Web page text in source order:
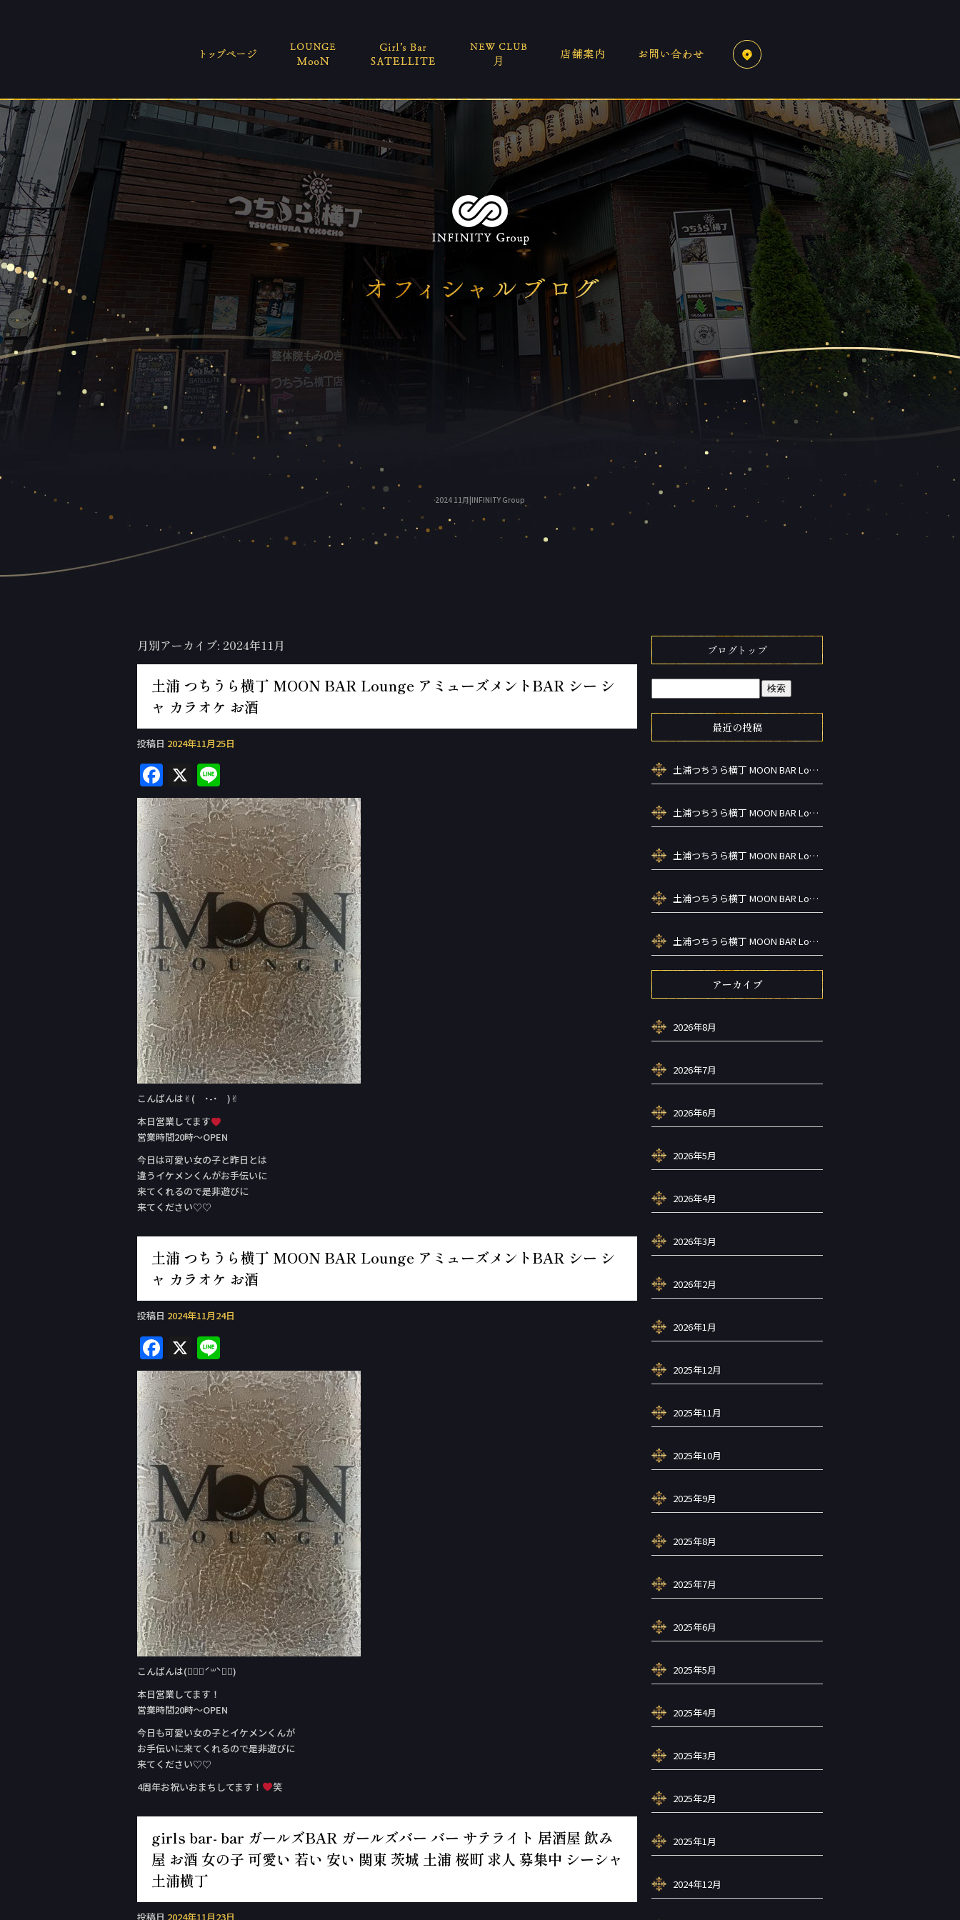
2024 11月|INFINITY Group
月別アーカイブ: 2024年11月
土浦 つちうら横丁 MOON BAR Lounge アミューズメントBAR シー シ
ャ カラオケ お酒
投稿日 2024年11月25日
F
a
c
e
b
o
o
k
X
n
e
こんばんは✌︎( ˙-˙ )✌︎
本日営業してます
営業時間20時〜OPEN
今日は可愛い女の子と昨日とは
違うイケメンくんがお手伝いに
来てくれるので是非遊びに
来てください♡♡
土浦 つちうら横丁 MOON BAR Lounge アミューズメントBAR シー シ
ャ カラオケ お酒
投稿日 2024年11月24日
F
a
c
e
b
o
o
k
X
n
e
こんばんは(๑⃙⃘ˊ꒳​ˋ๑⃙)
本日営業してます！
営業時間20時〜OPEN
今日も可愛い女の子とイケメンくんが
お手伝いに来てくれるので是非遊びに
来てください♡♡
4周年お祝いおまちしてます！
笑
girls bar- bar ガールズBAR ガールズバー バー サテライト 居酒屋 飲み
屋 お酒 女の子 可愛い 若い 安い 関東 茨城 土浦 桜町 求人 募集中 シーシャ
土浦横丁
投稿日 2024年11月23日
ブログトップ
最近の投稿
土浦つちうら横丁 MOON BAR Lounge ーズメントBAR シーシャカラ オケお酒
土浦つちうら横丁 MOON BAR Lounge ーズメントBAR シーシャカラ オケお酒
土浦つちうら横丁 MOON BAR Lounge ーズメントBAR シーシャカラ オケお酒
土浦つちうら横丁 MOON BAR Lounge ーズメントBAR シーシャカラ オケお酒
土浦つちうら横丁 MOON BAR Lounge ーズメントBAR シーシャカラ オケお酒
アーカイブ
2026年8月
2026年7月
2026年6月
2026年5月
2026年4月
2026年3月
2026年2月
2026年1月
2025年12月
2025年11月
2025年10月
2025年9月
2025年8月
2025年7月
2025年6月
2025年5月
2025年4月
2025年3月
2025年2月
2025年1月
2024年12月